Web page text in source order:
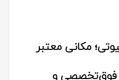
مکانی معتبر
فوق‌تخصصی و